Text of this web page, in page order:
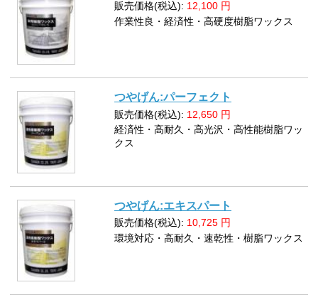
販売価格(税込): 12,100 円
作業性良・経済性・高硬度樹脂ワックス
つやげん:パーフェクト
販売価格(税込): 12,650 円
経済性・高耐久・高光沢・高性能樹脂ワッ
クス
つやげん:エキスパート
販売価格(税込): 10,725 円
環境対応・高耐久・速乾性・樹脂ワックス